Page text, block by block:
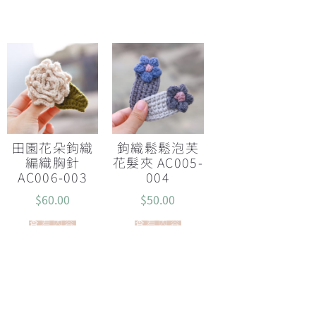
田園花朵鉤織
編織胸針
AC006-003
$60.00
查看內容
鉤織鬆鬆泡芙
花髮夾 AC005-
004
$50.00
查看內容